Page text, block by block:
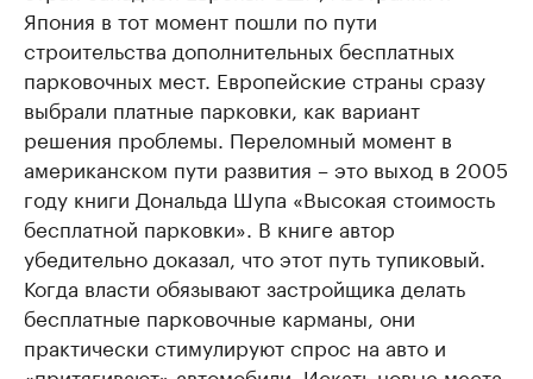
Япония в тот момент пошли по пути
строительства дополнительных бесплатных
парковочных мест. Европейские страны сразу
выбрали платные парковки, как вариант
решения проблемы. Переломный момент в
американском пути развития – это выход в 2005
году книги Дональда Шупа «Высокая стоимость
бесплатной парковки». В книге автор
убедительно доказал, что этот путь тупиковый.
Когда власти обязывают застройщика делать
бесплатные парковочные карманы, они
практически стимулируют спрос на авто и